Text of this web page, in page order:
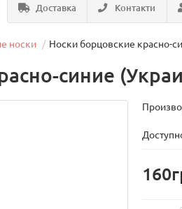
Доставка Контакти
носки Носки борцовские красно-
синие